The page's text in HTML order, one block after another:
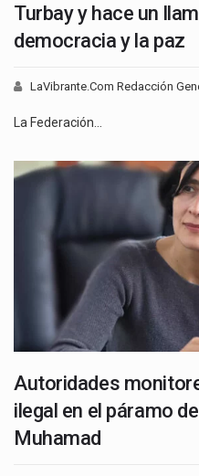
Turbay y hace un
democracia y la paz
LaVibrante.Com Redacción
La Federación…
Autoridades
ilegal en el páramo
Muhamad